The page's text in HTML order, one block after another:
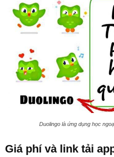
Duolingo là ứng dụng học
Giá phí và link tải